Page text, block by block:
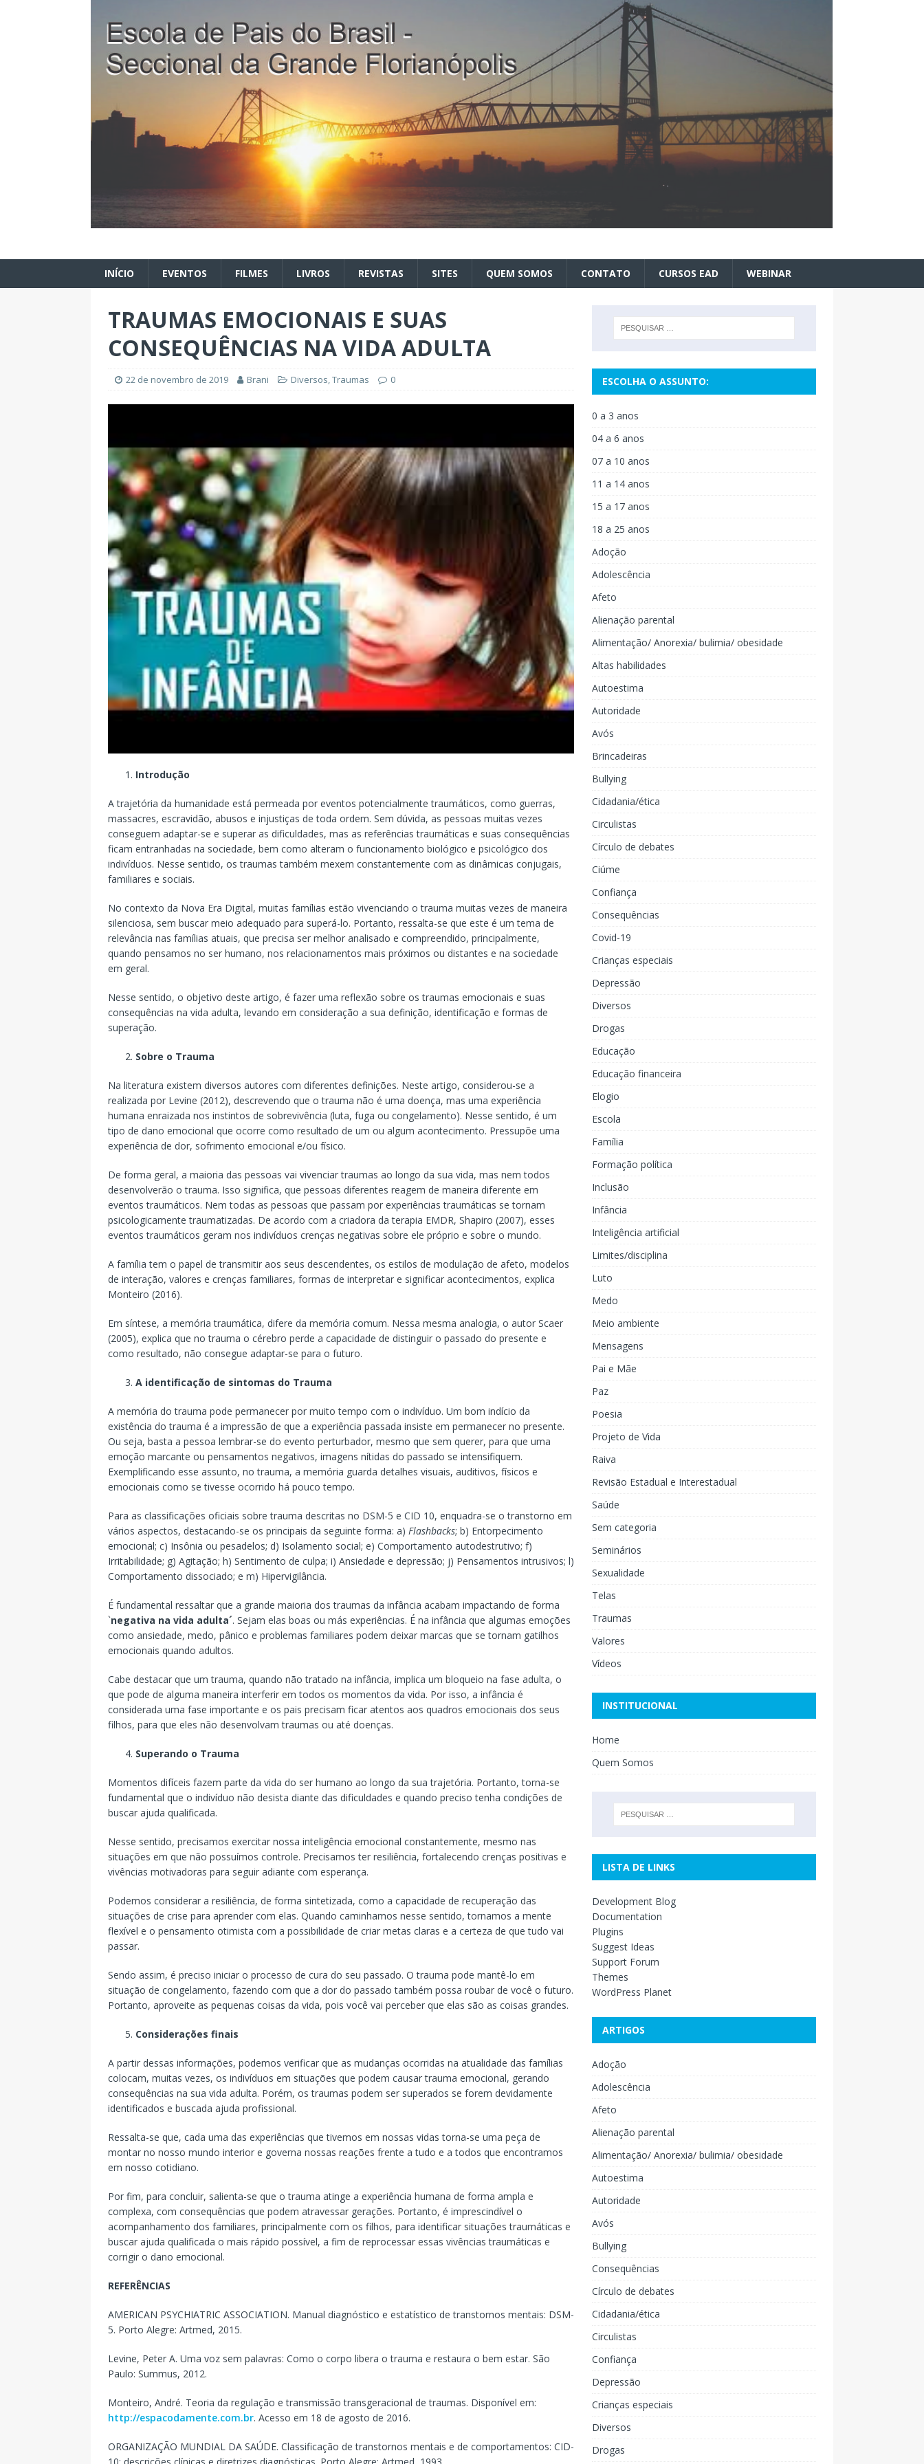
INÍCIO EVENTOS FILMES LIVROS REVISTAS SITES QUEM SOMOS CONTATO CURSOS EAD WEBINAR
TRAUMAS EMOCIONAIS E SUAS
CONSEQUÊNCIAS NA VIDA ADULTA
22 de novembro de 2019 Brani Diversos,Traumas 0
Introdução
A trajetória da humanidade está permeada por eventos potencialmente traumáticos, como guerras,
massacres, escravidão, abusos e injustiças de toda ordem. Sem dúvida, as pessoas muitas vezes
conseguem adaptar-se e superar as dificuldades, mas as referências traumáticas e suas consequências
ficam entranhadas na sociedade, bem como alteram o funcionamento biológico e psicológico dos
indivíduos. Nesse sentido, os traumas também mexem constantemente com as dinâmicas conjugais,
familiares e sociais.
No contexto da Nova Era Digital, muitas famílias estão vivenciando o trauma muitas vezes de maneira
silenciosa, sem buscar meio adequado para superá-lo. Portanto, ressalta-se que este é um tema de
relevância nas famílias atuais, que precisa ser melhor analisado e compreendido, principalmente,
quando pensamos no ser humano, nos relacionamentos mais próximos ou distantes e na sociedade
em geral.
Nesse sentido, o objetivo deste artigo, é fazer uma reflexão sobre os traumas emocionais e suas
consequências na vida adulta, levando em consideração a sua definição, identificação e formas de
superação.
Sobre o Trauma
Na literatura existem diversos autores com diferentes definições. Neste artigo, considerou-se a
realizada por Levine (2012), descrevendo que o trauma não é uma doença, mas uma experiência
humana enraizada nos instintos de sobrevivência (luta, fuga ou congelamento). Nesse sentido, é um
tipo de dano emocional que ocorre como resultado de um ou algum acontecimento. Pressupõe uma
experiência de dor, sofrimento emocional e/ou físico.
De forma geral, a maioria das pessoas vai vivenciar traumas ao longo da sua vida, mas nem todos
desenvolverão o trauma. Isso significa, que pessoas diferentes reagem de maneira diferente em
eventos traumáticos. Nem todas as pessoas que passam por experiências traumáticas se tornam
psicologicamente traumatizadas. De acordo com a criadora da terapia EMDR, Shapiro (2007), esses
eventos traumáticos geram nos indivíduos crenças negativas sobre ele próprio e sobre o mundo.
A família tem o papel de transmitir aos seus descendentes, os estilos de modulação de afeto, modelos
de interação, valores e crenças familiares, formas de interpretar e significar acontecimentos, explica
Monteiro (2016).
Em síntese, a memória traumática, difere da memória comum. Nessa mesma analogia, o autor Scaer
(2005), explica que no trauma o cérebro perde a capacidade de distinguir o passado do presente e
como resultado, não consegue adaptar-se para o futuro.
A identificação de sintomas do Trauma
A memória do trauma pode permanecer por muito tempo com o indivíduo. Um bom indício da
existência do trauma é a impressão de que a experiência passada insiste em permanecer no presente.
Ou seja, basta a pessoa lembrar-se do evento perturbador, mesmo que sem querer, para que uma
emoção marcante ou pensamentos negativos, imagens nítidas do passado se intensifiquem.
Exemplificando esse assunto, no trauma, a memória guarda detalhes visuais, auditivos, físicos e
emocionais como se tivesse ocorrido há pouco tempo.
Para as classificações oficiais sobre trauma descritas no DSM-5 e CID 10, enquadra-se o transtorno em
vários aspectos, destacando-se os principais da seguinte forma: a) Flashbacks; b) Entorpecimento
emocional; c) Insônia ou pesadelos; d) Isolamento social; e) Comportamento autodestrutivo; f)
Irritabilidade; g) Agitação; h) Sentimento de culpa; i) Ansiedade e depressão; j) Pensamentos intrusivos; l)
Comportamento dissociado; e m) Hipervigilância.
É fundamental ressaltar que a grande maioria dos traumas da infância acabam impactando de forma
`negativa na vida adulta´. Sejam elas boas ou más experiências. É na infância que algumas emoções
como ansiedade, medo, pânico e problemas familiares podem deixar marcas que se tornam gatilhos
emocionais quando adultos.
Cabe destacar que um trauma, quando não tratado na infância, implica um bloqueio na fase adulta, o
que pode de alguma maneira interferir em todos os momentos da vida. Por isso, a infância é
considerada uma fase importante e os pais precisam ficar atentos aos quadros emocionais dos seus
filhos, para que eles não desenvolvam traumas ou até doenças.
Superando o Trauma
Momentos difíceis fazem parte da vida do ser humano ao longo da sua trajetória. Portanto, torna-se
fundamental que o indivíduo não desista diante das dificuldades e quando preciso tenha condições de
buscar ajuda qualificada.
Nesse sentido, precisamos exercitar nossa inteligência emocional constantemente, mesmo nas
situações em que não possuímos controle. Precisamos ter resiliência, fortalecendo crenças positivas e
vivências motivadoras para seguir adiante com esperança.
Podemos considerar a resiliência, de forma sintetizada, como a capacidade de recuperação das
situações de crise para aprender com elas. Quando caminhamos nesse sentido, tornamos a mente
flexível e o pensamento otimista com a possibilidade de criar metas claras e a certeza de que tudo vai
passar.
Sendo assim, é preciso iniciar o processo de cura do seu passado. O trauma pode mantê-lo em
situação de congelamento, fazendo com que a dor do passado também possa roubar de você o futuro.
Portanto, aproveite as pequenas coisas da vida, pois você vai perceber que elas são as coisas grandes.
Considerações finais
A partir dessas informações, podemos verificar que as mudanças ocorridas na atualidade das famílias
colocam, muitas vezes, os indivíduos em situações que podem causar trauma emocional, gerando
consequências na sua vida adulta. Porém, os traumas podem ser superados se forem devidamente
identificados e buscada ajuda profissional.
Ressalta-se que, cada uma das experiências que tivemos em nossas vidas torna-se uma peça de
montar no nosso mundo interior e governa nossas reações frente a tudo e a todos que encontramos
em nosso cotidiano.
Por fim, para concluir, salienta-se que o trauma atinge a experiência humana de forma ampla e
complexa, com consequências que podem atravessar gerações. Portanto, é imprescindível o
acompanhamento dos familiares, principalmente com os filhos, para identificar situações traumáticas e
buscar ajuda qualificada o mais rápido possível, a fim de reprocessar essas vivências traumáticas e
corrigir o dano emocional.
REFERÊNCIAS
AMERICAN PSYCHIATRIC ASSOCIATION. Manual diagnóstico e estatístico de transtornos mentais: DSM-
5. Porto Alegre: Artmed, 2015.
Levine, Peter A. Uma voz sem palavras: Como o corpo libera o trauma e restaura o bem estar. São
Paulo: Summus, 2012.
Monteiro, André. Teoria da regulação e transmissão transgeracional de traumas. Disponível em:
http://espacodamente.com.br. Acesso em 18 de agosto de 2016.
ORGANIZAÇÃO MUNDIAL DA SAÚDE. Classificação de transtornos mentais e de comportamentos: CID-
ESCOLHA O ASSUNTO:
0 a 3 anos
04 a 6 anos
07 a 10 anos
11 a 14 anos
15 a 17 anos
18 a 25 anos
Adoção
Adolescência
Afeto
Alienação parental
Alimentação/ Anorexia/ bulimia/ obesidade
Altas habilidades
Autoestima
Autoridade
Avós
Brincadeiras
Bullying
Cidadania/ética
Circulistas
Círculo de debates
Ciúme
Confiança
Consequências
Covid-19
Crianças especiais
Depressão
Diversos
Drogas
Educação
Educação financeira
Elogio
Escola
Família
Formação política
Inclusão
Infância
Inteligência artificial
Limites/disciplina
Luto
Medo
Meio ambiente
Mensagens
Pai e Mãe
Paz
Poesia
Projeto de Vida
Raiva
Revisão Estadual e Interestadual
Saúde
Sem categoria
Seminários
Sexualidade
Telas
Traumas
Valores
Vídeos
INSTITUCIONAL
Home
Quem Somos
LISTA DE LINKS
Development Blog
Documentation
Plugins
Suggest Ideas
Support Forum
Themes
WordPress Planet
ARTIGOS
Adoção
Adolescência
Afeto
Alienação parental
Alimentação/ Anorexia/ bulimia/ obesidade
Autoestima
Autoridade
Avós
Bullying
Consequências
Círculo de debates
Cidadania/ética
Circulistas
Confiança
Depressão
Crianças especiais
Diversos
Drogas